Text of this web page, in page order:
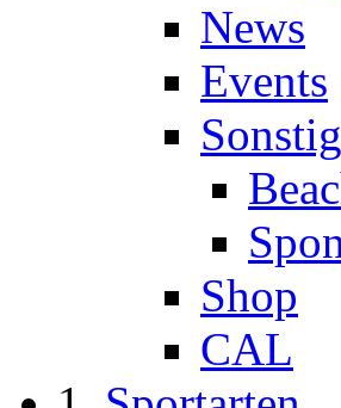
News
Events
Shop
CAL